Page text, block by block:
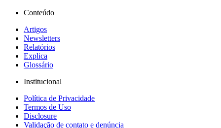
Conteúdo
Artigos
Newsletters
Relatórios
Explica
Glossário
Institucional
Política de Privacidade
Termos de Uso
Disclosure
Validação de contato e denúncia